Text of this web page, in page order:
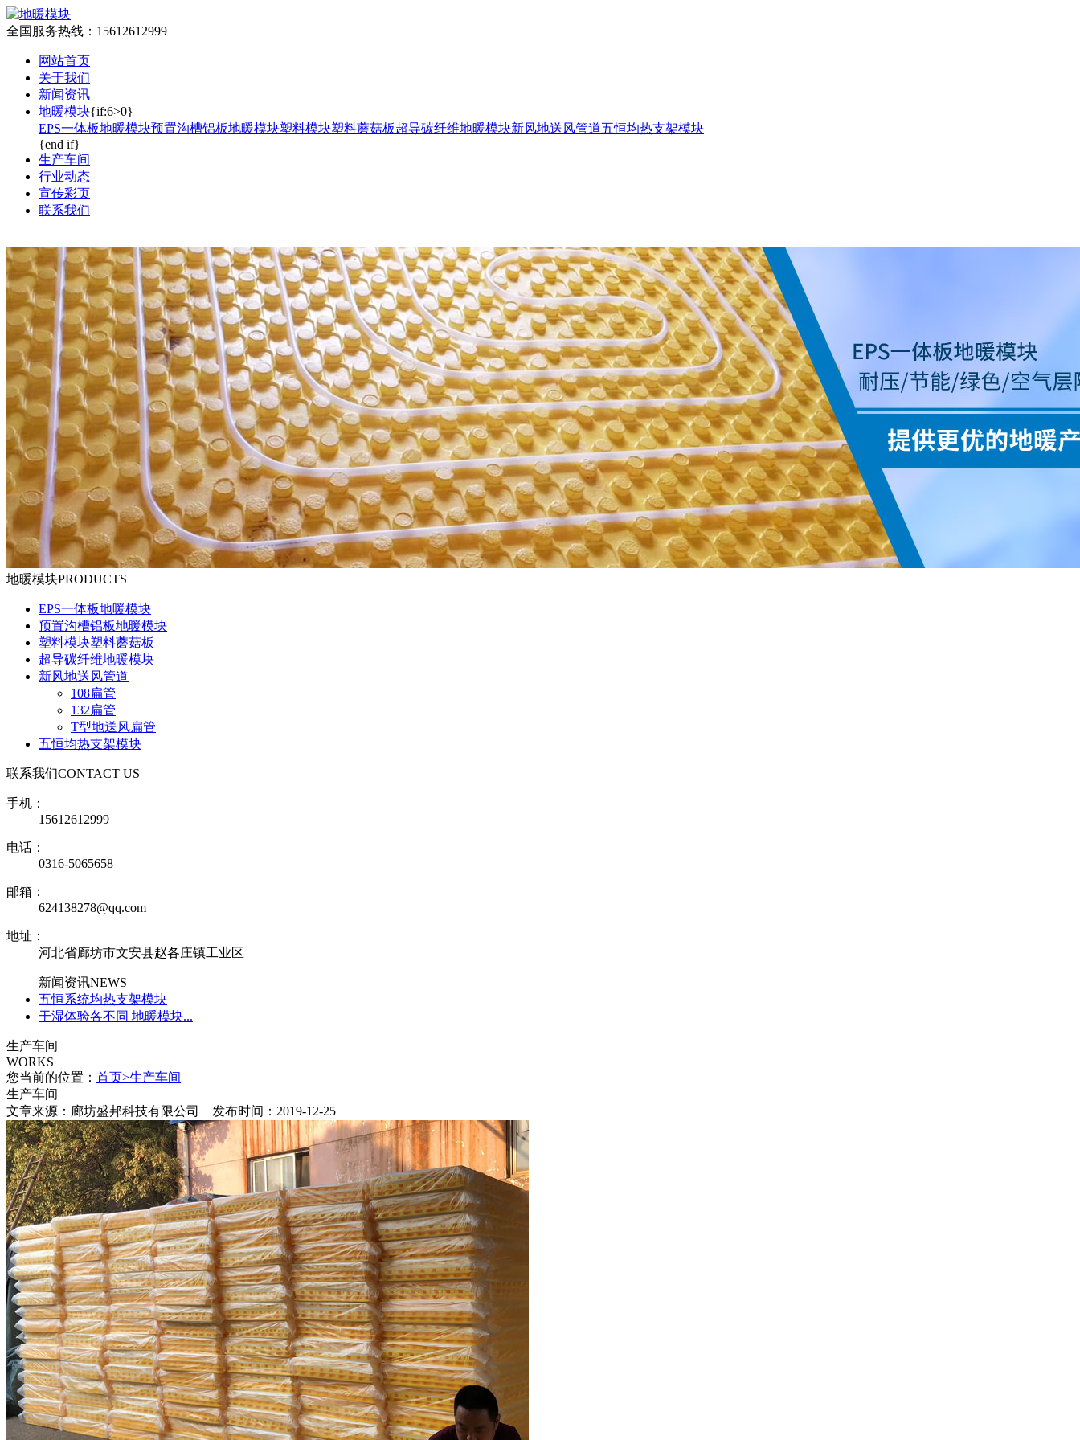
全国服务热线： 15612612999
网站首页
关于我们
新闻资讯
地暖模块{if:6>0}
EPS一体板地暖模块预置沟槽铝板地暖模块塑料模块塑料蘑菇板超导碳纤维地暖模块新风地送风管道五恒均热支架模块
{end if}
生产车间
行业动态
宣传彩页
联系我们
地暖模块PRODUCTS
EPS一体板地暖模块
预置沟槽铝板地暖模块
塑料模块塑料蘑菇板
超导碳纤维地暖模块
新风地送风管道
108扁管
132扁管
T型地送风扁管
五恒均热支架模块
联系我们CONTACT US
手机：
15612612999
电话：
0316-5065658
邮箱：
624138278@qq.com
地址：
河北省廊坊市文安县赵各庄镇工业区
新闻资讯NEWS
五恒系统均热支架模块
干湿体验各不同 地暖模块...
生产车间
WORKS
您当前的位置： 首页>生产车间
生产车间
文章来源：廊坊盛邦科技有限公司 发布时间：2019-12-25